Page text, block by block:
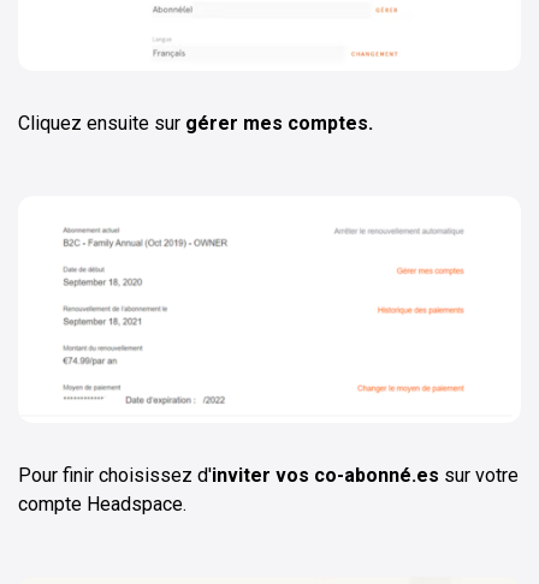
Cliquez ensuite sur gérer mes comptes.
Pour finir choisissez d'inviter vos co-abonné.es sur votre
compte Headspace.